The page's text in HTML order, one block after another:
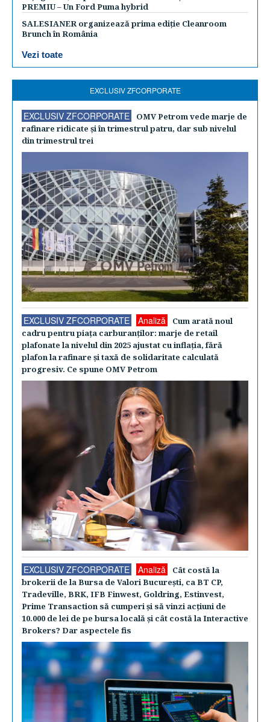
PREMIU – Un Ford Puma hybrid
SALESIANER organizează prima ediție Cleanroom
Brunch în România
Vezi toate
EXCLUSIV ZFCORPORATE
EXCLUSIV ZFCORPORATE
OMV Petrom vede marje de
rafinare ridicate şi în trimestrul patru, dar sub nivelul
din trimestrul trei
EXCLUSIV ZFCORPORATE Analiză
Cum arată noul
cadru pentru piaţa carburanţilor: marje de retail
plafonate la nivelul din 2025 ajustat cu inflaţia, fără
plafon la rafinare şi taxă de solidaritate calculată
progresiv. Ce spune OMV Petrom
EXCLUSIV ZFCORPORATE Analiză
Cât costă la
brokerii de la Bursa de Valori Bucureşti, ca BT CP,
Tradeville, BRK, IFB Finwest, Goldring, Estinvest,
Prime Transaction să cumperi şi să vinzi acţiuni de
10.000 de lei de pe bursa locală şi cât costă la Interactive
Brokers? Dar aspectele fis